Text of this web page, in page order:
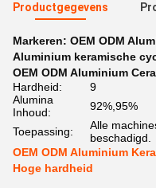
Productgegevens
Markeren: OEM ODM
Aluminium keramische
OEM ODM Aluminium
Hardheid:
9
Alumina
Inhoud:
92%,95%
Toepassing:
Alle
beschadigd.
OEM ODM Aluminium
Hoge hardheid